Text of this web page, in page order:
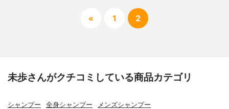
« 1 2
未歩さんがクチコミしている商品カテゴリ
シャンプー 全身シャンプー メンズシャンプー